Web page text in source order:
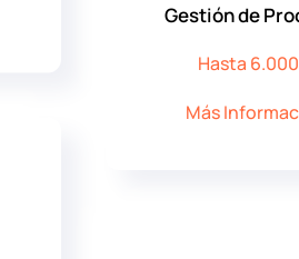
Gestión de
Hasta
Más